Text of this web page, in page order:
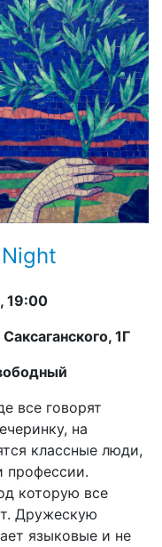
19:00
1Г
все говорят
на
классные люди,
профессии.
которую все
Дружескую
языковые и не